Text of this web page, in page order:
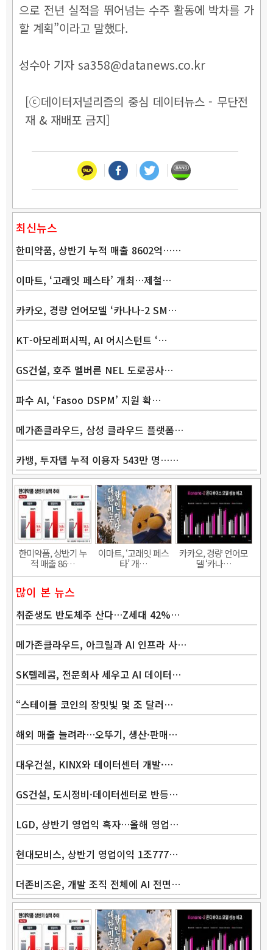
으로 전년 실적을 뛰어넘는 수주 활동에 박차를 가
할 계획”이라고 말했다.
성수아 기자 sa358@datanews.co.kr
[ⓒ데이터저널리즘의 중심 데이터뉴스 - 무단전
재 & 재배포 금지]
최신뉴스
한미약품, 상반기 누적 매출 8602억……
이마트, ‘고래잇 페스타’ 개최…제철…
카카오, 경량 언어모델 ‘카나나-2 SM…
KT-아모레퍼시픽, AI 어시스턴트 ‘…
GS건설, 호주 멜버른 NEL 도로공사…
파수 AI, ‘Fasoo DSPM’ 지원 확…
메가존클라우드, 삼성 클라우드 플랫폼…
카뱅, 투자탭 누적 이용자 543만 명……
한미약품, 상반기 누
적 매출 86…
이마트, ‘고래잇 페스
타’ 개…
카카오, 경량 언어모
델 ‘카나…
많이 본 뉴스
취준생도 반도체주 산다…Z세대 42%…
메가존클라우드, 아크릴과 AI 인프라 사…
SK텔레콤, 전문회사 세우고 AI 데이터…
“스테이블 코인의 장밋빛 몇 조 달러…
해외 매출 늘려라…오뚜기, 생산·판매…
대우건설, KINX와 데이터센터 개발·…
GS건설, 도시정비·데이터센터로 반등…
LGD, 상반기 영업익 흑자…올해 영업…
현대모비스, 상반기 영업이익 1조777…
더존비즈온, 개발 조직 전체에 AI 전면…